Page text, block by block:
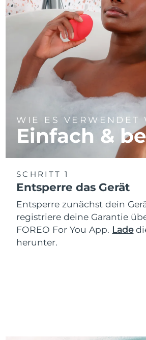
WIE ES VERWENDET
Einfach &
SCHRITT 1
Entsperre das Gerät
Entsperre zunächst dein
registriere deine Garantie
FOREO For You App. Lade
herunter.